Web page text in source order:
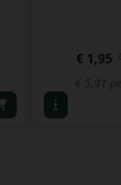
€ 1,95
€ 5,91